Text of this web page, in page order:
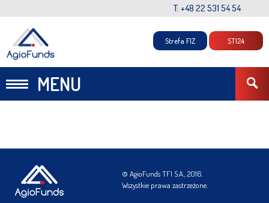
T: +48 22 531 54 54
MENU
Strefa FIZ STI24
© AgioFunds TFI S.A., 2016.
Wszystkie prawa zastrzeżone.